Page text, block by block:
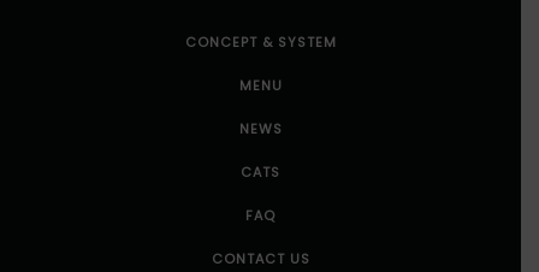
CONCEPT & SYSTEM
MENU
NEWS
CATS
FAQ
CONTACT US